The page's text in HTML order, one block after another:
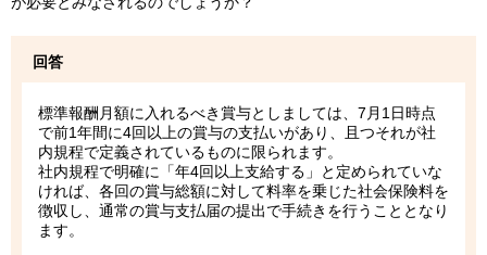
回答
標準報酬月額に入れるべき賞与としましては、7月1日時点
で前1年間に4回以上の賞与の支払いがあり、且つそれが社
内規程で定義されているものに限られます。
社内規程で明確に「年4回以上支給する」と定められていな
ければ、各回の賞与総額に対して料率を乗じた社会保険料を
徴収し、通常の賞与支払届の提出で手続きを行うこととなり
ます。